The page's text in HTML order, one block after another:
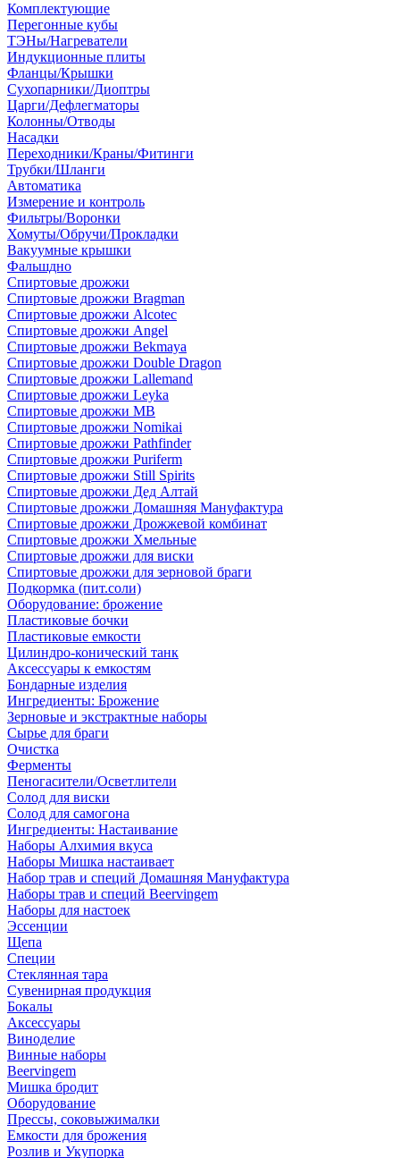
Комплектующие
Перегонные кубы
ТЭНы/Нагреватели
Индукционные плиты
Фланцы/Крышки
Сухопарники/Диоптры
Царги/Дефлегматоры
Колонны/Отводы
Насадки
Переходники/Краны/Фитинги
Трубки/Шланги
Автоматика
Измерение и контроль
Фильтры/Воронки
Хомуты/Обручи/Прокладки
Вакуумные крышки
Фальшдно
Спиртовые дрожжи
Спиртовые дрожжи Bragman
Спиртовые дрожжи Alcotec
Спиртовые дрожжи Angel
Спиртовые дрожжи Bekmaya
Спиртовые дрожжи Double Dragon
Спиртовые дрожжи Lallemand
Спиртовые дрожжи Leyka
Спиртовые дрожжи MB
Спиртовые дрожжи Nomikai
Спиртовые дрожжи Pathfinder
Спиртовые дрожжи Puriferm
Спиртовые дрожжи Still Spirits
Спиртовые дрожжи Дед Алтай
Спиртовые дрожжи Домашняя Мануфактура
Спиртовые дрожжи Дрожжевой комбинат
Спиртовые дрожжи Хмельные
Спиртовые дрожжи для виски
Спиртовые дрожжи для зерновой браги
Подкормка (пит.соли)
Оборудование: брожение
Пластиковые бочки
Пластиковые емкости
Цилиндро-конический танк
Аксессуары к емкостям
Бондарные изделия
Ингредиенты: Брожение
Зерновые и экстрактные наборы
Сырье для браги
Очистка
Ферменты
Пеногасители/Осветлители
Солод для виски
Солод для самогона
Ингредиенты: Настаивание
Наборы Алхимия вкуса
Наборы Мишка настаивает
Набор трав и специй Домашняя Мануфактура
Наборы трав и специй Beervingem
Наборы для настоек
Эссенции
Щепа
Специи
Стеклянная тара
Сувенирная продукция
Бокалы
Аксессуары
Виноделие
Винные наборы
Beervingem
Мишка бродит
Оборудование
Прессы, соковыжималки
Емкости для брожения
Розлив и Укупорка